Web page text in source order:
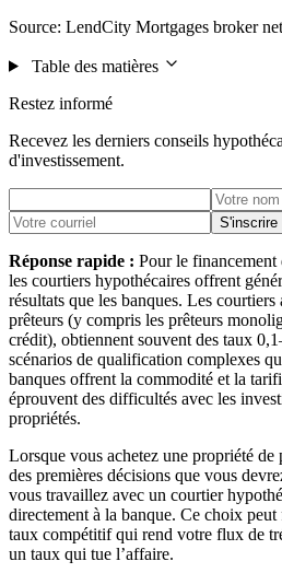
Source: LendCity Mortgages broker
Table des matières
Restez informé
Recevez les derniers conseils
d'investissement.
S'inscrire
Réponse rapide : Pour le financement
les courtiers hypothécaires offrent
résultats que les banques. Les courtiers
prêteurs (y compris les prêteurs
crédit), obtiennent souvent des taux
scénarios de qualification complexes
banques offrent la commodité et la
éprouvent des difficultés avec les
propriétés.
Lorsque vous achetez une propriété de
des premières décisions que vous
vous travaillez avec un courtier
directement à la banque. Ce choix
taux compétitif qui rend votre flux de
un taux qui tue l’affaire.